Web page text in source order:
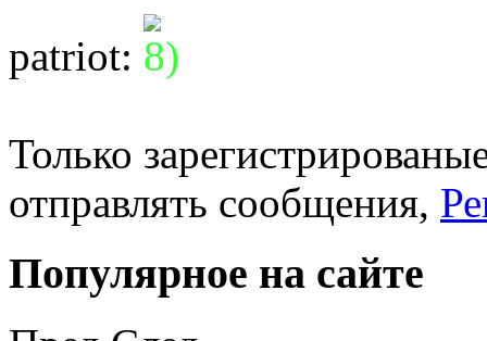
patriot:
Только
отправлять сообщения,
Популярное на сайте